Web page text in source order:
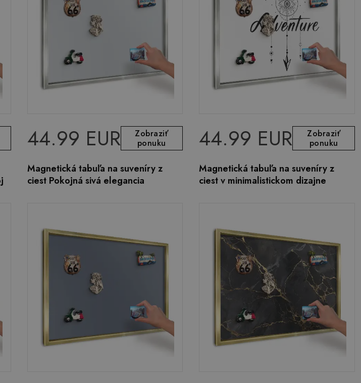
44.99 EUR
Zobraziť
ponuku
Magnetická tabuľa na suveníry z
ciest Pokojná sivá elegancia
44.99 EUR
Zobraziť
ponuku
Magnetická tabuľa na suveníry z
ciest v minimalistickom dizajne